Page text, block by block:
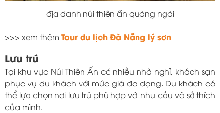
địa danh núi thiên ấn quãng ngãi
>>> xem thêm Tour du lịch Đà Nẵng lý sơn
Lưu trú
Tại khu vực Núi Thiên Ấn có nhiều nhà nghỉ, khách sạn
phục vụ du khách với mức giá đa dạng. Du khách có
thể lựa chọn nơi lưu trú phù hợp với nhu cầu và sở thích
của mình.